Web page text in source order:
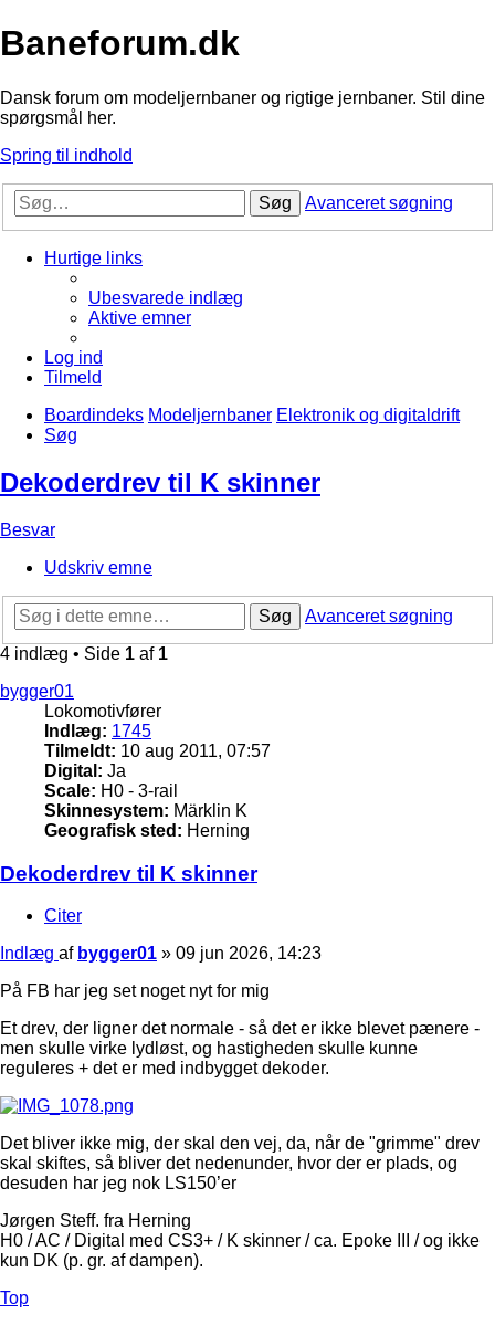
Baneforum.dk
Dansk forum om modeljernbaner og rigtige jernbaner. Stil dine
spørgsmål her.
Spring til indhold
Søg Avanceret søgning
Hurtige links
Ubesvarede indlæg
Aktive emner
Log ind
Tilmeld
Boardindeks Modeljernbaner Elektronik og digitaldrift
Søg
Dekoderdrev til K skinner
Besvar
Udskriv emne
Søg
Avanceret søgning
4 indlæg • Side 1 af 1
bygger01
Lokomotivfører
Indlæg: 1745
Tilmeldt: 10 aug 2011, 07:57
Digital: Ja
Scale: H0 - 3-rail
Skinnesystem: Märklin K
Geografisk sted: Herning
Dekoderdrev til K skinner
Citer
Indlæg af bygger01 » 09 jun 2026, 14:23
På FB har jeg set noget nyt for mig
Et drev, der ligner det normale - så det er ikke blevet pænere -
men skulle virke lydløst, og hastigheden skulle kunne
reguleres + det er med indbygget dekoder.
Det bliver ikke mig, der skal den vej, da, når de "grimme" drev
skal skiftes, så bliver det nedenunder, hvor der er plads, og
desuden har jeg nok LS150’er
Jørgen Steff. fra Herning
H0 / AC / Digital med CS3+ / K skinner / ca. Epoke III / og ikke
kun DK (p. gr. af dampen).
Top